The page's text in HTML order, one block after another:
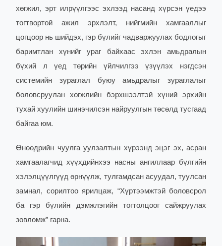
хөгжил, эрт илрүүлгээс эхлээд насанд хүрсэн үедээ
тогтвортой ажил эрхлэлт, нийгмийн хамгааллыг
цогцоор нь шийдэх, гэр бүлийг чадваржуулах бодлогыг
баримтлан хүнийг ураг байхаас эхлэн амьдралын
бүхий л үед төрийн үйлчилгээ үзүүлэх нэгдсэн
системийн зураглал буюу амьдралыг зураглалыг
боловсруулан хөгжлийн бэрхшээлтэй хүний эрхийн
тухай хуулийн шинэчилсэн найруулгын төсөлд тусгаад
байгаа юм.
Өнөөдрийн чуулга уулзалтын хүрээнд эцэг эх, асран
хамгаалагчид хүүхдийнхээ насны ангиллаар бүлгийн
хэлэлцүүлгүүд өрнүүлж, тулгамдсан асуудал, туулсан
замнал, сорилтоо ярилцаж, “Хүртээмжтэй боловсрол
ба гэр бүлийн дэмжлэгийн тогтолцоог сайжруулах
зөвлөмж” гарна.